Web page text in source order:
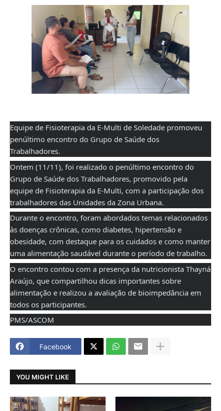
Equipe de Fisioterapia da E-Multi de Soledade promoveu
penúltimo encontro do Grupo de Saúde dos
Trabalhadores.
Ontem (11/11), foi realizado o penúltimo encontro do
Grupo de Saúde dos Trabalhadores, promovido pela
equipe de Fisioterapia da E-Multi, com a participação dos
trabalhadores das Unidades da Zona Urbana.
Durante o encontro, foram abordados temas relacionados
às doenças crônicas, como diabetes, hipertensão e
obesidade, com destaque para os cuidados e como manter
uma alimentação saudável durante o período de trabalho.
O encontro contou com a presença da nutricionista Thayná
Araújo, que compartilhou dicas importantes sobre
alimentação e realizou a avaliação de bioimpedância em
todos os participantes.
PMS/ASCOM
Facebook
YOU MIGHT LIKE